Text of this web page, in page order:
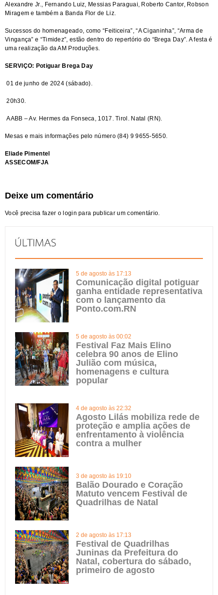
Alexandre Jr., Fernando Luiz, Messias Paraguai, Roberto Cantor, Robson
Miragem e também a Banda Flor de Liz.
Sucessos do homenageado, como “Feiticeira”, “A Ciganinha”, “Arma de
Vingança” e “Timidez”, estão dentro do repertório do “Brega Day”. A festa é
uma realização da AM Produções.
SERVIÇO: Potiguar Brega Day
01 de junho de 2024 (sábado).
20h30.
AABB – Av. Hermes da Fonseca, 1017. Tirol. Natal (RN).
Mesas e mais informações pelo número (84) 9 9655-5650.
Eliade Pimentel
ASSECOM/FJA
Deixe um comentário
Você precisa fazer o login para publicar um comentário.
5 de agosto às 17:13
Comunicação digital potiguar
ganha entidade representativa
com o lançamento da
Ponto.com.RN
5 de agosto às 00:02
Festival Faz Mais Elino
celebra 90 anos de Elino
Julião com música,
homenagens e cultura
popular
4 de agosto às 22:32
Agosto Lilás mobiliza rede de
proteção e amplia ações de
enfrentamento à violência
contra a mulher
3 de agosto às 19:10
Balão Dourado e Coração
Matuto vencem Festival de
Quadrilhas de Natal
2 de agosto às 17:13
Festival de Quadrilhas
Juninas da Prefeitura do
Natal, cobertura do sábado,
primeiro de agosto